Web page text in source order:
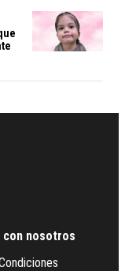
con nosotros